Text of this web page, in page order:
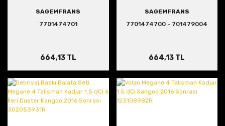
SAGEMFRANS
7701474701
664,13 TL
SAGEMFRANS
7701474700 - 701479004
664,13 TL